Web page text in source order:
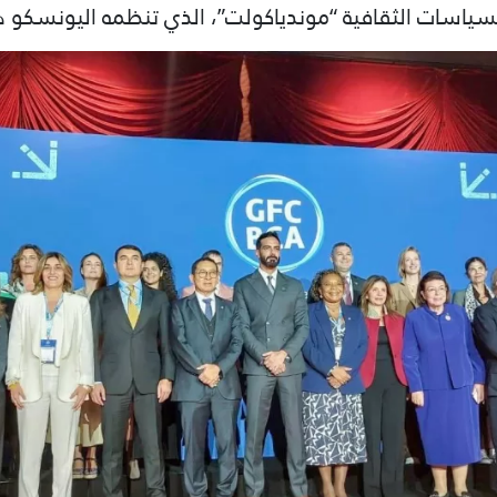
الثقافية “موندياكولت”، الذي تنظمه